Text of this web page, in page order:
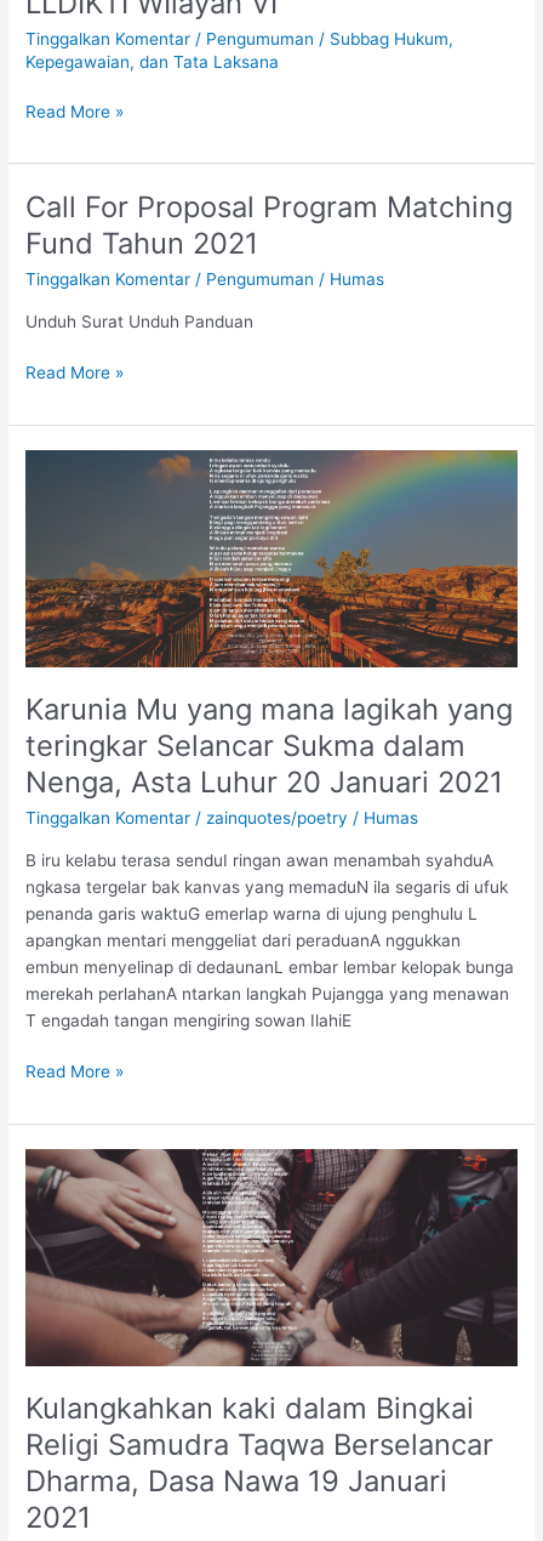
Tinggalkan Komentar / Pengumuman / Subbag Hukum,
Kepegawaian, dan Tata Laksana
dan
Rencana
2021
Dosen
DPK
LLDIKTI
WIlayah
VI
Read More »
Call For Proposal Program Matching
Fund Tahun 2021
Tinggalkan Komentar / Pengumuman / Humas
Unduh Surat Unduh Panduan
Call
For
Proposal
Program
Read More »
Karunia Mu yang mana lagikah yang
teringkar Selancar Sukma dalam
Nenga, Asta Luhur 20 Januari 2021
Tinggalkan Komentar / zainquotes/poetry / Humas
B iru kelabu terasa senduI ringan awan menambah syahduA
ngkasa tergelar bak kanvas yang memaduN ila segaris di ufuk
penanda garis waktuG emerlap warna di ujung penghulu L
apangkan mentari menggeliat dari peraduanA nggukkan
embun menyelinap di dedaunanL embar lembar kelopak bunga
merekah perlahanA ntarkan langkah Pujangga yang menawan
T engadah tangan mengiring sowan IlahiE
lagikah
yang
teringkar
Selancar
dalam
Asta
Luhur
20
2021
Read More »
Kulangkahkan kaki dalam Bingkai
Religi Samudra Taqwa Berselancar
Dharma, Dasa Nawa 19 Januari
2021
Kulangkahkan
kaki
dalam
Bingkai
Religi
Samudra
Berselancar
Dasa
19
Januari
2021